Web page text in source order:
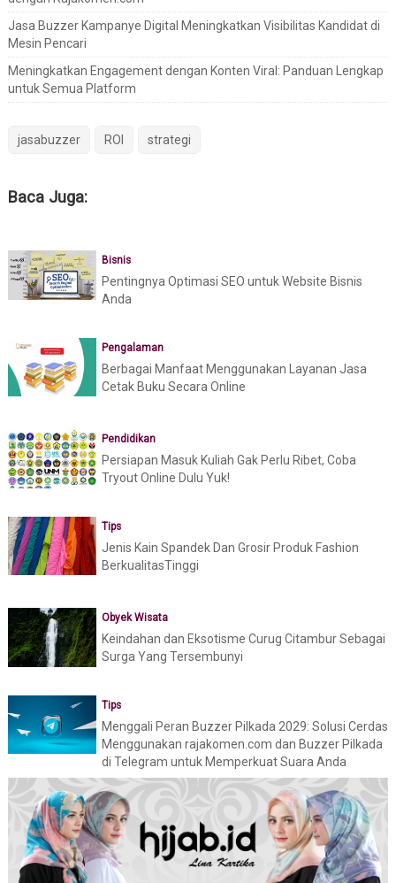
Jasa Buzzer Kampanye Digital Meningkatkan Visibilitas Kandidat di
Mesin Pencari
Meningkatkan Engagement dengan Konten Viral: Panduan Lengkap
untuk Semua Platform
jasabuzzer ROI strategi
Baca Juga:
Bisnis
Pentingnya Optimasi SEO untuk Website Bisnis
Anda
Pengalaman
Berbagai Manfaat Menggunakan Layanan Jasa
Cetak Buku Secara Online
Pendidikan
Persiapan Masuk Kuliah Gak Perlu Ribet, Coba
Tryout Online Dulu Yuk!
Tips
Jenis Kain Spandek Dan Grosir Produk Fashion
BerkualitasTinggi
Obyek Wisata
Keindahan dan Eksotisme Curug Citambur Sebagai
Surga Yang Tersembunyi
Tips
Menggali Peran Buzzer Pilkada 2029: Solusi Cerdas
Menggunakan rajakomen.com dan Buzzer Pilkada
di Telegram untuk Memperkuat Suara Anda